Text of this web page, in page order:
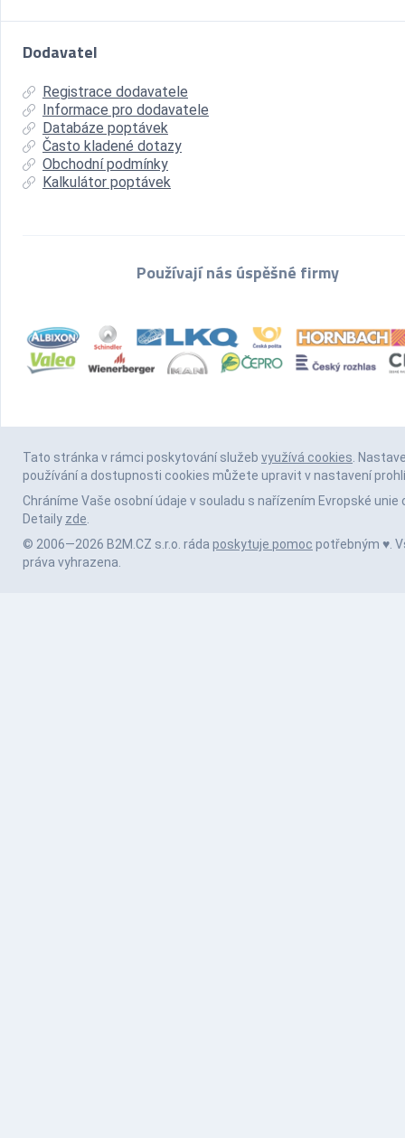
Dodavatel
Registrace dodavatele
Informace pro dodavatele
Databáze poptávek
Často kladené dotazy
Obchodní podmínky
Kalkulátor poptávek
Používají nás úspěšné firmy
Tato stránka v rámci poskytování služeb využívá cookies.
používání a dostupnosti cookies můžete upravit v nastavení
Chráníme Vaše osobní údaje v souladu s nařízením Evropské unie
Detaily zde.
© 2006—2026 B2M.CZ s.r.o. ráda poskytuje pomoc potřebným ♥️.
práva vyhrazena.